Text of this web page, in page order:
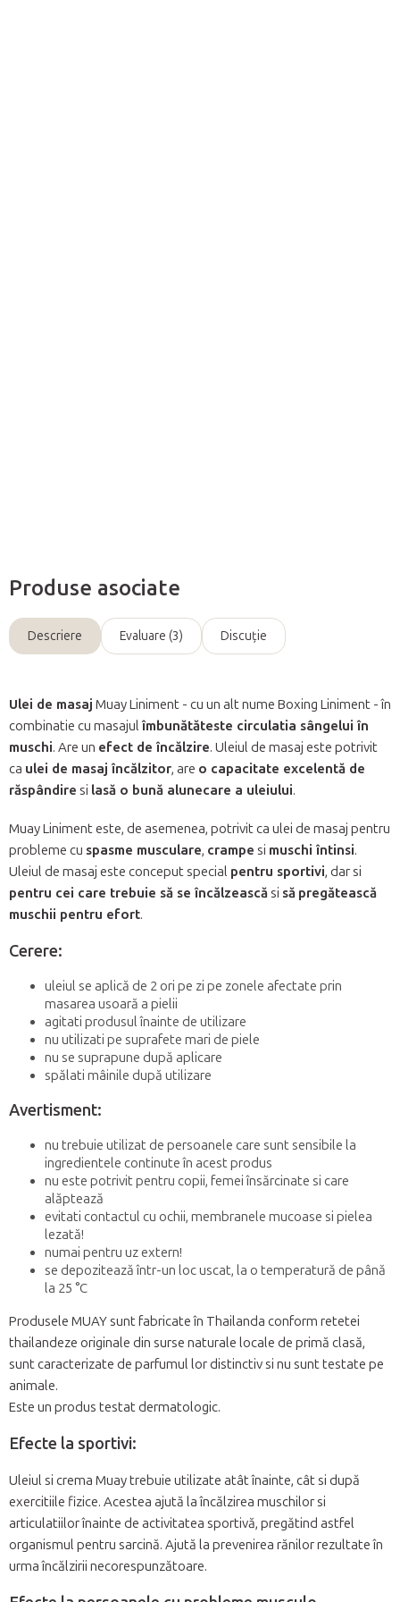
Produse asociate
Descriere Evaluare (3) Discuţie
Ulei de masaj MuayLiniment - cu un alt nume Boxing Liniment -în
combinatie cu masajul îmbunătăteste circulatia sângelui în
muschi. Are un efect de încălzire. Uleiul de masaj este potrivit
ca ulei de masaj încălzitor, are o capacitate excelentă de
răspândire si lasă o bună alunecare a uleiului.
MuayLiniment este, de asemenea, potrivit ca ulei de masaj pentru
probleme cu spasme musculare, crampe si muschi întinsi.
Uleiul de masaj este conceput special pentru sportivi, dar si
pentru cei care trebuie să se încălzeascăsi să pregătească
muschii pentru efort.
Cerere:
uleiul se aplică de 2 ori pe zi pe zonele afectate prin
masarea usoară a pielii
agitati produsul înainte de utilizare
nu utilizati pe suprafete mari de piele
nu se suprapune după aplicare
spălati mâinile după utilizare
Avertisment:
nu trebuie utilizat de persoanele care sunt sensibile la
ingredientele continute în acest produs
nu este potrivit pentru copii, femei însărcinate si care
alăptează
evitati contactul cu ochii, membranele mucoase si pielea
lezată!
numai pentru uz extern!
se depozitează într-un loc uscat, la o temperatură de până
la 25 °C
Produsele MUAY sunt fabricate în Thailanda conform retetei
thailandeze originale din surse naturale locale de primă clasă,
sunt caracterizate de parfumul lor distinctiv si nu sunt testate pe
animale.
Este un produs testat dermatologic.
Efecte la sportivi:
Uleiul si crema Muay trebuie utilizate atât înainte, cât si după
exercitiile fizice. Acestea ajută la încălzirea muschilor si
articulatiilor înainte de activitatea sportivă, pregătind astfel
organismul pentru sarcină. Ajută la prevenirea rănilor rezultate în
urma încălzirii necorespunzătoare.